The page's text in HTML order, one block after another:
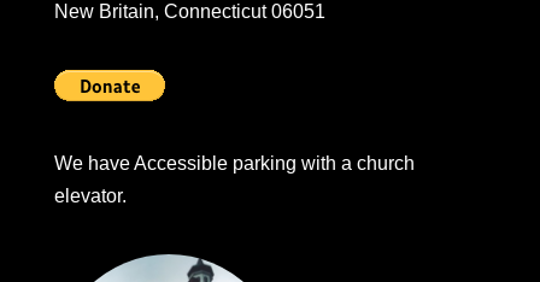
New Britain, Connecticut 06051
We have Accessible parking with a church
elevator.